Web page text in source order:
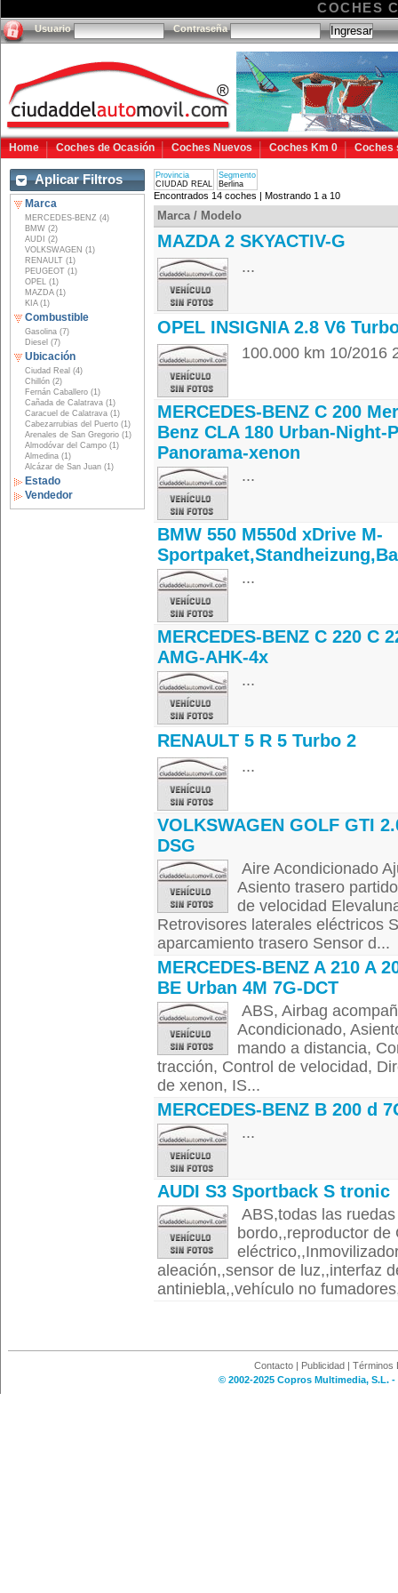
COCHES
Usuario Contraseña
Home Coches de Ocasión Coches Nuevos Coches Km 0 Coches
Aplicar Filtros
Marca
MERCEDES-BENZ (4)
BMW (2)
AUDI (2)
VOLKSWAGEN (1)
RENAULT (1)
PEUGEOT (1)
OPEL (1)
MAZDA (1)
KIA (1)
Combustible
Gasolina (7)
Diesel (7)
Ubicación
Ciudad Real (4)
Chillón (2)
Fernán Caballero (1)
Cañada de Calatrava (1)
Caracuel de Calatrava (1)
Cabezarrubias del Puerto (1)
Arenales de San Gregorio (1)
Almodóvar del Campo (1)
Almedina (1)
Alcázar de San Juan (1)
Estado
Vendedor
Provincia
CIUDAD REAL
Segmento
Berlina
Encontrados 14 coches | Mostrando 1 a 10
Marca / Modelo
MAZDA 2 SKYACTIV-G
...
OPEL INSIGNIA 2.8 V6
100.000 km 10/2016
MERCEDES-BENZ C 200
Benz CLA 180 Urban-Night-
Panorama-xenon
...
BMW 550 M550d xDrive M-
...
MERCEDES-BENZ C 220 C
AMG-AHK-4x
...
RENAULT 5 R 5 Turbo 2
...
VOLKSWAGEN GOLF GTI
DSG
Aire Acondicionado
Asiento trasero
de velocidad
Retrovisores laterales eléctricos
aparcamiento trasero Sensor d...
MERCEDES-BENZ A 210 A
BE Urban 4M 7G-DCT
ABS, Airbag
Acondicionado,
mando a distancia,
tracción, Control de velocidad,
de xenon, IS...
MERCEDES-BENZ B 200 d
...
AUDI S3 Sportback S tronic
ABS,todas las
bordo,,reproductor
aleación,,sensor de luz,,interfaz
antiniebla,,vehículo no
Contacto | Publicidad | Términos
© 2002-2025 Copros Multimedia, S.L.